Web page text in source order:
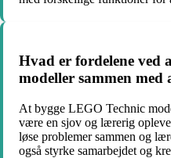
Hvad er fordelene ved
modeller sammen med
At bygge LEGO Technic
være en sjov og lærerig
løse problemer sammen og
også styrke samarbejdet og